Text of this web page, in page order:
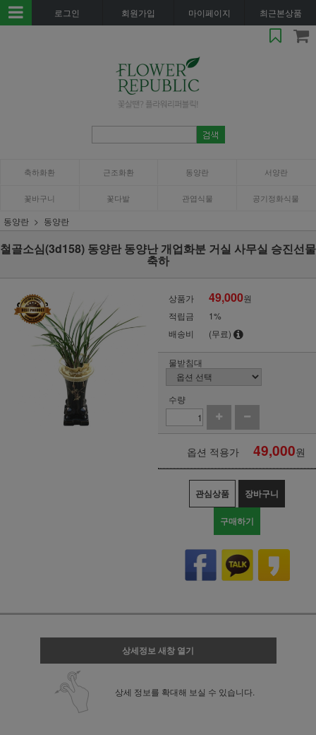
로그인 회원가입 마이페이지 최근본상품
축하화환 근조화환 동양란 서양란
꽃바구니 꽃다발 관엽식물 공기정화식물
동양란 동양란
철골소심(3d158) 동양란 동양난 개업화분 거실 사무실 승진선물
축하
상품가 49,000원
적립금
1%
배송비
(무료)
물받침대
수량
옵션 적용가 49,000원
관심상품 장바구니
구매하기
상세정보 새창 열기
상세 정보를 확대해 보실 수 있습니다.